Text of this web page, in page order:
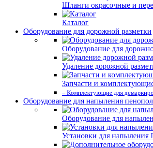
Шланги окрасочные и
Каталог
Оборудование для дорожной разметки
Оборудование для
Удаление дорожной
Запчасти и
– Комплектующие для
Оборудование для напыления
Оборудование для
Установки для